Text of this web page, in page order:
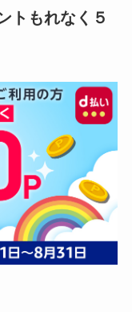
トもれなく５